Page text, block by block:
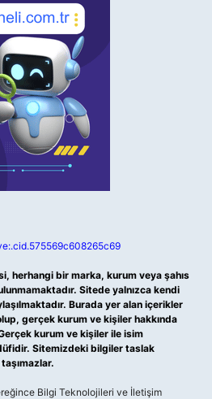
herhangi bir marka, kurum veya şahıs
Sitede yalnızca kendi
Burada yer alan içerikler
gerçek kurum ve kişiler hakkında
kurum ve kişiler ile isim
Sitemizdeki bilgiler taslak
Bilgi Teknolojileri ve İletişim